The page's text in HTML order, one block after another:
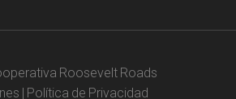
Roosevelt Roads
Política de Privacidad